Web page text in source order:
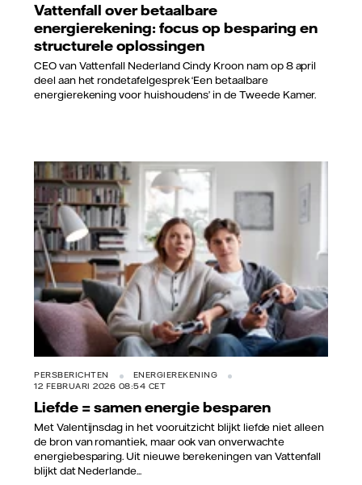
Vattenfall over betaalbare
energierekening: focus op besparing en
structurele oplossingen
CEO van Vattenfall Nederland Cindy Kroon nam op 8 april
deel aan het rondetafelgesprek ‘Een betaalbare
energierekening voor huishoudens’ in de Tweede Kamer.
Vattenfall/Jimmy Eriksson
PERSBERICHTEN
ENERGIEREKENING
12 FEBRUARI 2026 08:54 CET
Liefde = samen energie besparen
Met Valentijnsdag in het vooruitzicht blijkt liefde niet alleen
de bron van romantiek, maar ook van onverwachte
energiebesparing. Uit nieuwe berekeningen van Vattenfall
blijkt dat Nederlande...